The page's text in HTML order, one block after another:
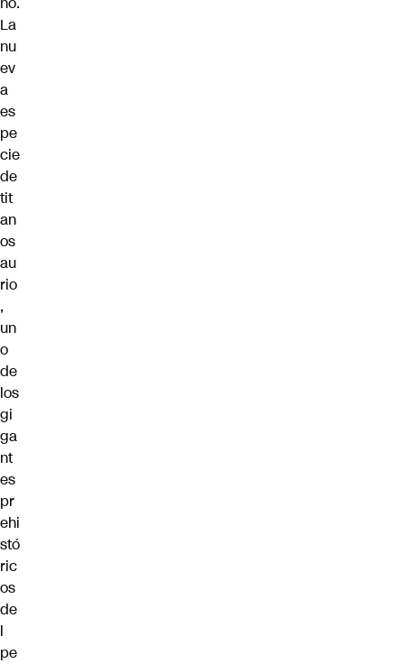
La
nu
ev
a
es
pe
cie
de
tit
an
os
au
rio
,
un
o
de
los
gi
ga
nt
es
pr
ehi
stó
ric
os
de
l
pe